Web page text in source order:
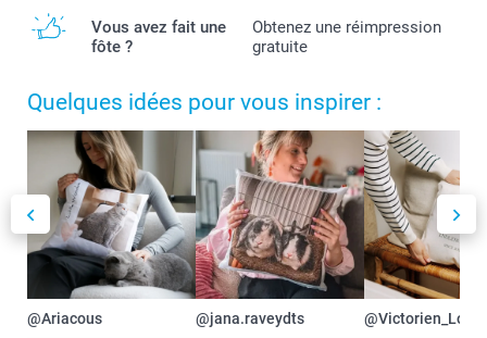
Vous avez fait une
fôte ?
Obtenez une réimpression
gratuite
Quelques idées pour vous inspirer :
@Ariacous @jana.raveydts